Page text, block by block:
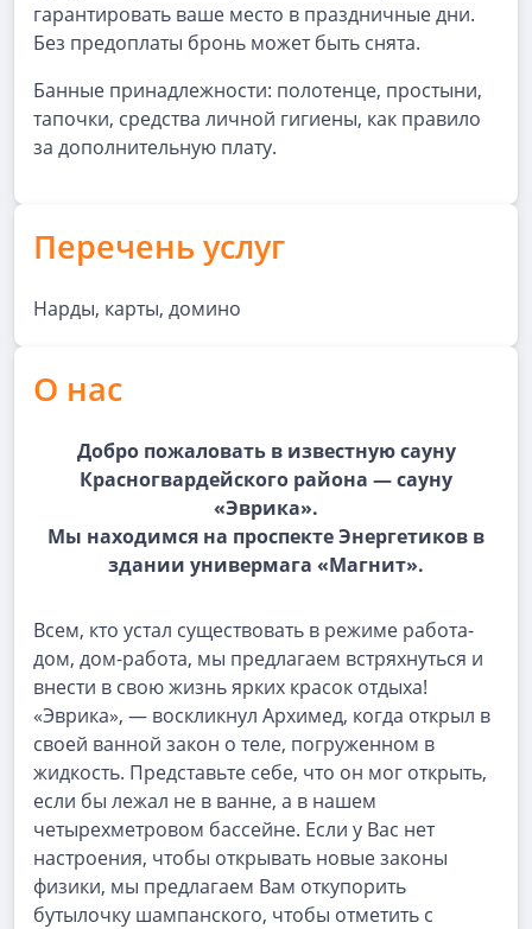
гарантировать ваше место в праздничные дни.
Без предоплаты бронь может быть снята.
Банные принадлежности: полотенце, простыни,
тапочки, средства личной гигиены, как правило
за дополнительную плату.
Перечень услуг
Нарды, карты, домино
О нас
Добро пожаловать в известную сауну
Красногвардейского района — сауну
«Эврика».
Мы находимся на проспекте Энергетиков в
здании универмага «Магнит».
Всем, кто устал существовать в режиме работа-
дом, дом-работа, мы предлагаем встряхнуться и
внести в свою жизнь ярких красок отдыха!
«Эврика», — воскликнул Архимед, когда открыл в
своей ванной закон о теле, погруженном в
жидкость. Представьте себе, что он мог открыть,
если бы лежал не в ванне, а в нашем
четырехметровом бассейне. Если у Вас нет
настроения, чтобы открывать новые законы
физики, мы предлагаем Вам откупорить
бутылочку шампанского, чтобы отметить с